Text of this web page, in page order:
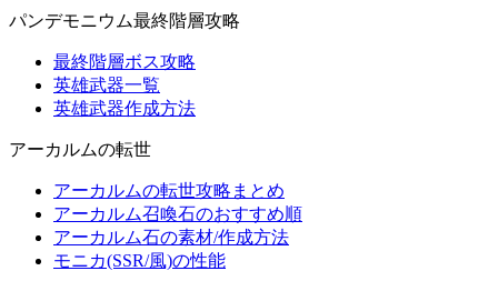
パンデモニウム最終階層攻略
最終階層ボス攻略
英雄武器一覧
英雄武器作成方法
アーカルムの転世
アーカルムの転世攻略まとめ
アーカルム召喚石のおすすめ順
アーカルム石の素材/作成方法
モニカ(SSR/風)の性能